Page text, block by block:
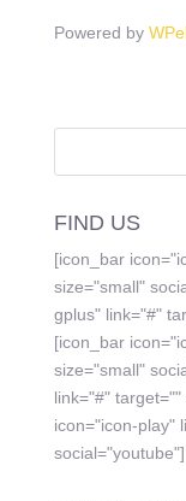
Powered by
FIND US
[icon_bar
size="small"
gplus" link="#"
[icon_bar
size="small"
link="#"
icon="icon-play"
social="youtube"]